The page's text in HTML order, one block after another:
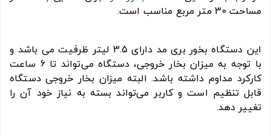
مساحت 30 متر مربع مناسب است.
این دستگاه بخور بری مد دارای 3.5 لیتر ظرفیت می باشد و
با توجه به میزان بخار خروجی، دستگاه می‌تواند تا 6 ساعت
کارکرد مداوم داشته باشد. البته میزان بخار خروجی دستگاه
قابل تنظیم است و کاربر می‌تواند بسته به نیاز خود آن را
تغییر دهد.